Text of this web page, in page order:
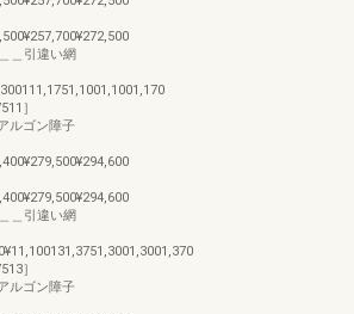
＿引違い網
］
ルゴン障子
＿引違い網
］
ルゴン障子